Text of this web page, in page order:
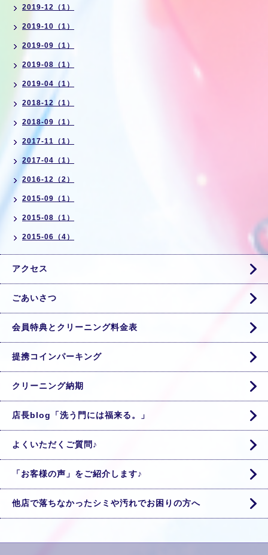
2019-12（1）
2019-10（1）
2019-09（1）
2019-08（1）
2019-04（1）
2018-12（1）
2018-09（1）
2017-11（1）
2017-04（1）
2016-12（2）
2015-09（1）
2015-08（1）
2015-06（4）
アクセス
ごあいさつ
会員特典とクリーニング料金表
提携コインパーキング
クリーニング納期
店長blog「洗う門には福来る。」
よくいただくご質問♪
「お客様の声」をご紹介します♪
他店で落ちなかったシミや汚れでお困りの方へ